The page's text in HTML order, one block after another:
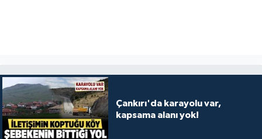
Çankırı'da karayolu var,
kapsama alanı yok!